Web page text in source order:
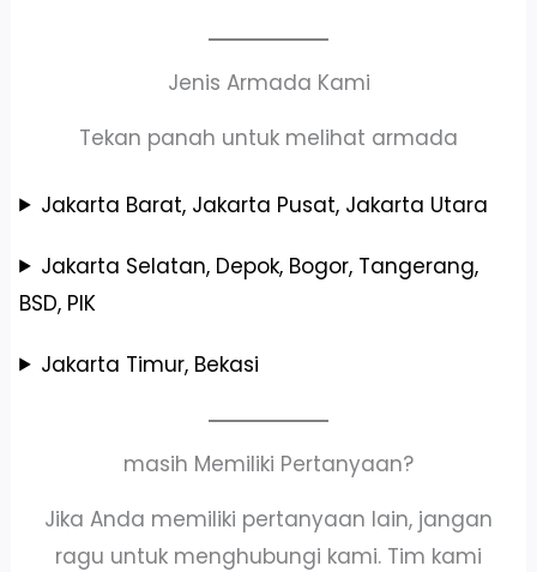
Jenis Armada Kami
Tekan panah untuk melihat armada
Jakarta Barat, Jakarta Pusat, Jakarta Utara
Jakarta Selatan, Depok, Bogor, Tangerang,
BSD, PIK
Jakarta Timur, Bekasi
masih Memiliki Pertanyaan?
Jika Anda memiliki pertanyaan lain, jangan
ragu untuk menghubungi kami. Tim kami